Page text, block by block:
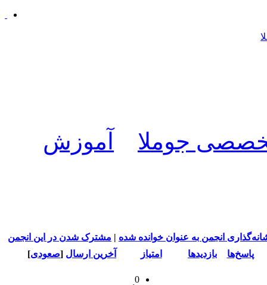
جوملا آموزش
انجمن به عنوان خوانده شده | مشترک شدن در این انجمن
پاسخ‌ها
بازدید‌ها امتیاز آخرین ارسال [صعودی]
0